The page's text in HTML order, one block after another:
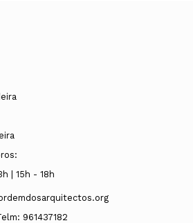
| 15h - 18h
961437182